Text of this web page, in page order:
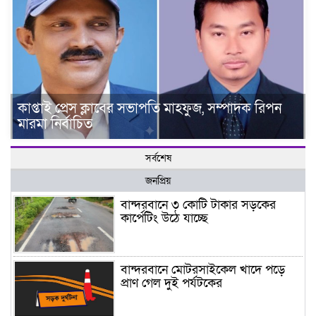
কাপ্তাই প্রেস ক্লাবের সভাপতি মাহফুজ, সম্পাদক রিপন
মারমা নির্বাচিত
সর্বশেষ
জনপ্রিয়
বান্দরবানে ৩ কোটি টাকার সড়কের
কার্পেটিং উঠে যাচ্ছে
বান্দরবানে মোটরসাইকেল খাদে পড়ে
প্রাণ গেল দুই পর্যটকের